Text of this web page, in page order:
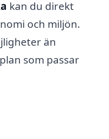
kan du direkt
och miljön.
än
som passar